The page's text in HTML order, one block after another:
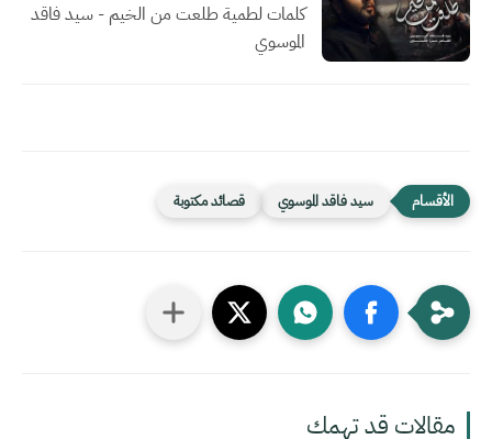
كلمات لطمية طلعت من الخيم - سيد فاقد
الموسوي
سيد فاقد الموسوي قصائد مكتوبة
مقالات قد تهمك